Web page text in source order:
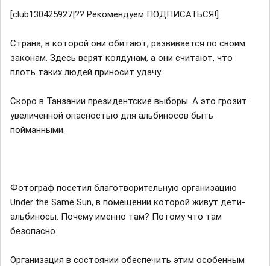
[club130425927|?? Рекомендуем ПОДПИСАТЬСЯ!]
Страна, в которой они обитают, развивается по своим
законам. Здесь верят колдунам, а они считают, что
плоть таких людей приносит удачу.
Скоро в Танзании президентские выборы. А это грозит
увеличенной опасностью для альбиносов быть
пойманными.
Фотограф посетил благотворительную организацию
Under the Same Sun, в помещении которой живут дети-
альбиносы. Почему именно там? Потому что там
безопасно.
Организация в состоянии обеспечить этим особенным